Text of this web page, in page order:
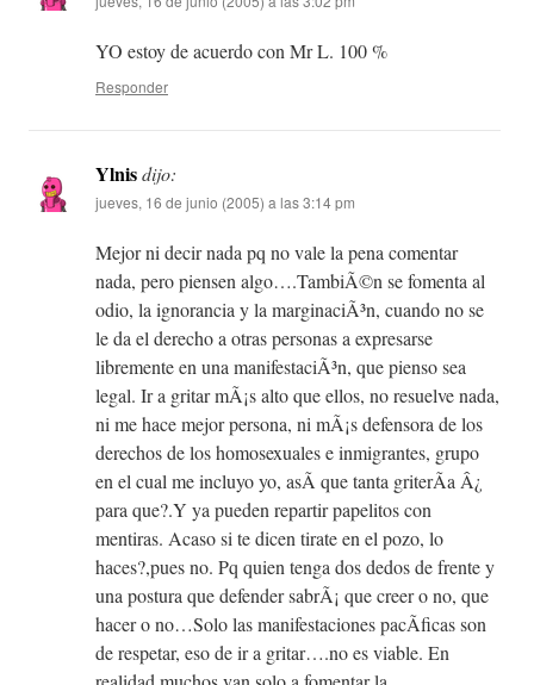
YO estoy de acuerdo con Mr L. 100 %
Responder
Ylnisdijo:
jueves, 16 de junio (2005) a las 3:14 pm
Mejor ni decir nada pq no vale la pena comentar
nada, pero piensen algo….TambiÃ©n se fomenta al
odio, la ignorancia y la marginaciÃ³n, cuando no se
le da el derecho a otras personas a expresarse
libremente en una manifestaciÃ³n, que pienso sea
legal. Ir a gritar mÃ¡s alto que ellos, no resuelve nada,
ni me hace mejor persona, ni mÃ¡s defensora de los
derechos de los homosexuales e inmigrantes, grupo
en el cual me incluyo yo, asÃ­ que tanta griterÃ­a Â¿
para que?.Y ya pueden repartir papelitos con
mentiras. Acaso si te dicen tirate en el pozo, lo
haces?,pues no. Pq quien tenga dos dedos de frente y
una postura que defender sabrÃ¡ que creer o no, que
hacer o no…Solo las manifestaciones pacÃ­ficas son
de respetar, eso de ir a gritar….no es viable. En